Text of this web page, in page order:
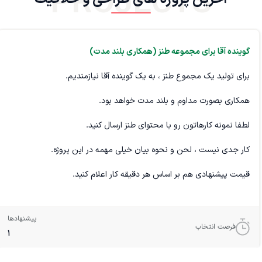
گوینده آقا برای مجموعه طنز (همکاری بلند مدت)
برای تولید یک مجموع طنز ، به یک گوینده آقا نیازمندیم.
همکاری بصورت مداوم و بلند مدت خواهد بود.
لطفا نمونه کارهاتون رو با محتوای طنز ارسال کنید.
کار جدی نیست ، لحن و نحوه بیان خیلی مهمه در این پروژه.
قیمت پیشنهادی هم بر اساس هر دقیقه کار اعلام کنید.
فرصت انتخاب
پیشنهادها
1